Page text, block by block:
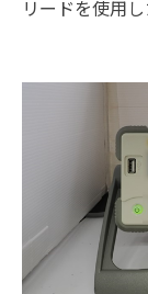
リードを使用し